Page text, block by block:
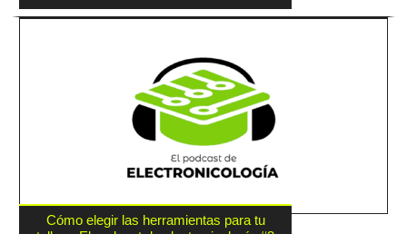
Cómo elegir las herramientas para tu